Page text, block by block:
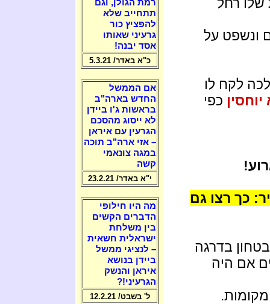
ונשפט על
לקח לו
כפי
כך רצו גם
בדרגה
אם היה
רמת הגולן, וגם
תתחייב שלא
להפציץ כור
גרעיני שאותו
אסד יבנה!
כ"א באדר/ 5.3.21
אם הממשל
החדש בארה"ב
בראשות ג'ו ביידן
לא ייסוג מהסכם
הגרעין עם איראן
– אזי ארה"ב תוכה
במגה צונאמי
קשה
י"א באדר/ 23.2.21
מה היו חילופי
הדברים הקשים
בין משלחת
ישראלית חשאית
– לנציגי ממשל
ביידן בנושא
איראן והנשק
הגרעיני!?
ל' בשבט/ 12.2.21